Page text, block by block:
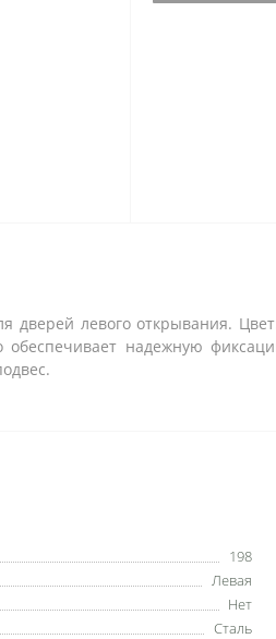
дверей левого открывания.
надежную
198
Левая
Нет
Сталь